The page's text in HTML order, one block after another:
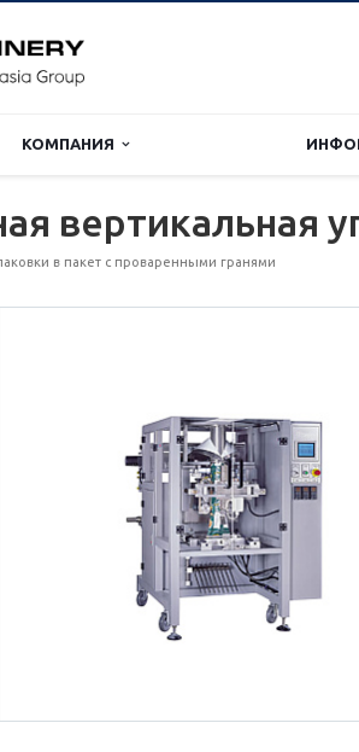
КОМПАНИЯ
вертикальная
в пакет с проваренными гранями